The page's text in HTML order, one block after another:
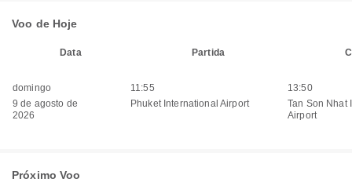
Voo de Hoje
Data Partida
domingo
9 de agosto de
2026
11:55
Phuket International Airport
13:50
Tan Son Nhat
Airport
Próximo Voo